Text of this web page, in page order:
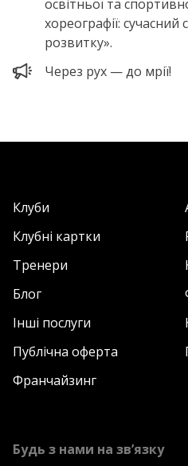
освітньої та
хореографії:
розвитку».
Через рух — до мрії!
Клуби
Клубні картки
Тренери
Блог
Інші послуги
Публічна оферта
Франчайзинг
Будь з нами на зв’язку